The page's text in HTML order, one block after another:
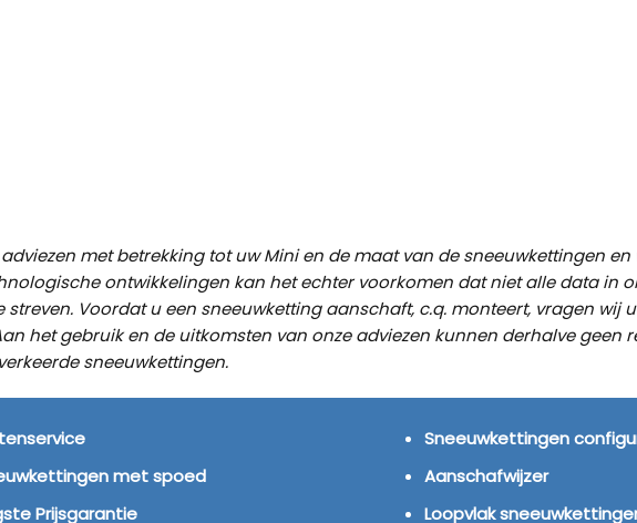
Tesla Model Y
met betrekking tot uw Mini en de maat van de sneeuwkettingen
ontwikkelingen kan het echter voorkomen dat niet alle data in
Voordat u een sneeuwketting aanschaft, c.q. monteert, vragen wij
het gebruik en de uitkomsten van onze adviezen kunnen derhalve geen
sneeuwkettingen.
met spoed
Prijsgarantie
Sneeuwkettingen
Aanschafwijzer
Loopvlak